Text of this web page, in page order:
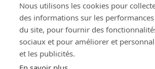
Nous utilisons les cookies pour
des informations sur les
du site, pour fournir des
sociaux et pour améliorer et
et les publicités.
Veuillez remplir un simple formulaire de contact et
nous faire part de vos demandes. Cela nous
vraiment à réagir plus rapidement à toutes vos
questions. Merci !
Nous
contacter